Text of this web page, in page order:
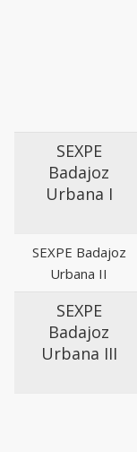
SEXPE
Badajoz
Urbana I
SEXPE Badajoz
Urbana II
SEXPE
Badajoz
Urbana III